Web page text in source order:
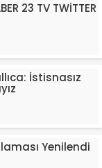
23 TV TWİTTER
İstisnasız
Yenilendi